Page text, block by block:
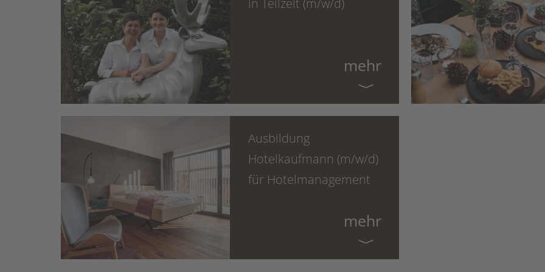
mehr
Ausbildung
Hotelkaufmann (m/w/d)
für Hotelmanagement
mehr